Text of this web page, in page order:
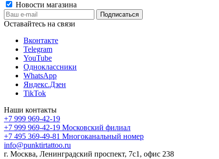
Новости магазина
Оставайтесь на связи
Вконтакте
Telegram
YouTube
Одноклассники
WhatsApp
Яндекс.Дзен
TikTok
Наши контакты
+7 999 969-42-19
+7 999 969-42-19 Московский филиал
+7 495 369-49-81 Многоканальный номер
info@punktirtattoo.ru
г. Москва, Ленинградский проспект, 7с1, офис 238